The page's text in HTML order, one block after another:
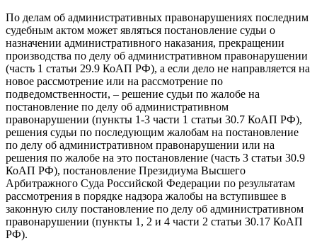
По делам об административных правонарушениях последним
судебным актом может являться постановление судьи о
назначении административного наказания, прекращении
производства по делу об административном правонарушении
(часть 1 статьи 29.9 КоАП РФ), а если дело не направляется на
новое рассмотрение или на рассмотрение по
подведомственности, – решение судьи по жалобе на
постановление по делу об административном
правонарушении (пункты 1-3 части 1 статьи 30.7 КоАП РФ),
решения судьи по последующим жалобам на постановление
по делу об административном правонарушении или на
решения по жалобе на это постановление (часть 3 статьи 30.9
КоАП РФ), постановление Президиума Высшего
Арбитражного Суда Российской Федерации по результатам
рассмотрения в порядке надзора жалобы на вступившее в
законную силу постановление по делу об административном
правонарушении (пункты 1, 2 и 4 части 2 статьи 30.17 КоАП
РФ).